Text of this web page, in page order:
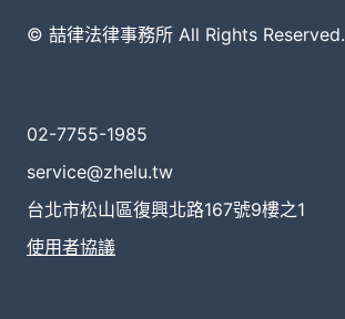
© 喆律法律事務所 All Rights Reserved.
02-7755-1985
service@zhelu.tw
台北市松山區復興北路167號9樓之1
使用者協議